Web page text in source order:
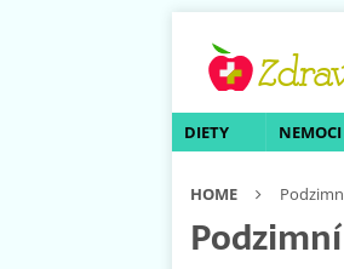
DIETY NEMOCI
HOME